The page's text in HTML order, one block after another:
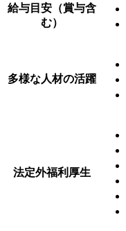
給与目安（賞与含
む）
多様な人材の活躍
法定外福利厚生